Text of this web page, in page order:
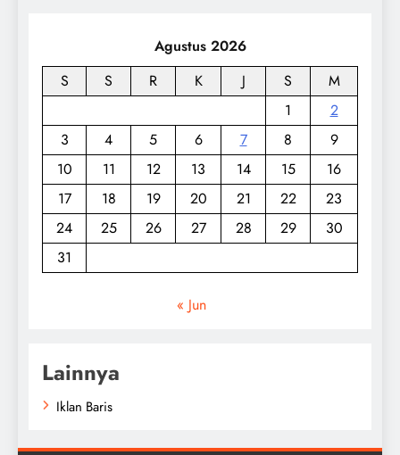
Agustus 2026
S
S R K J S
M
1
2
3
4 5 6 7 8
9
10
11 12 13 14 15
16
17
18 19 20 21 22
23
24
25 26 27 28 29
30
31
« Jun
Lainnya
Iklan Baris